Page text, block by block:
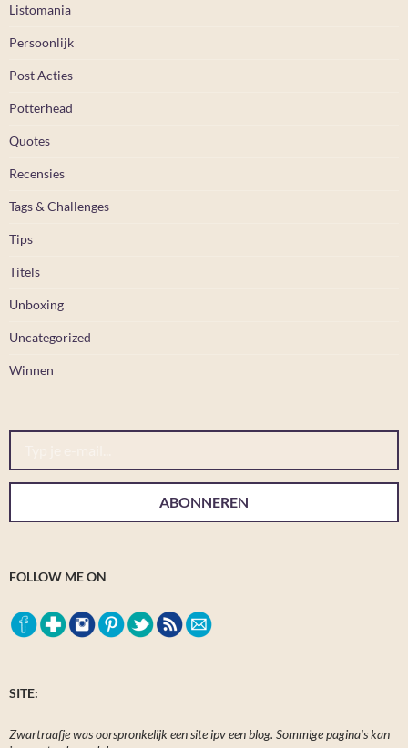
Listomania
Persoonlijk
Post Acties
Potterhead
Quotes
Recensies
Tags & Challenges
Tips
Titels
Unboxing
Uncategorized
Winnen
Typ je e-mail...
ABONNEREN
FOLLOW ME ON
SITE:
Zwartraafje was oorspronkelijk een site ipv een blog. Sommige pagina's kan